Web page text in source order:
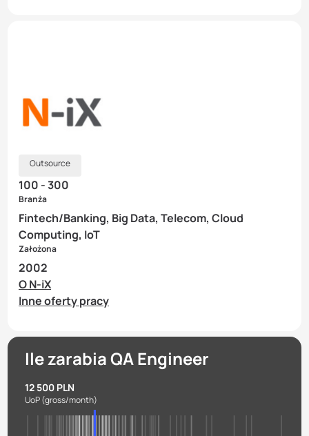
Outsource
100 - 300
Branża
Fintech/Banking, Big Data, Telecom, Cloud
Computing, IoT
Założona
2002
O N-iX
Inne oferty pracy
Ile zarabia QA Engineer
12 500 PLN
UoP(gross/month)